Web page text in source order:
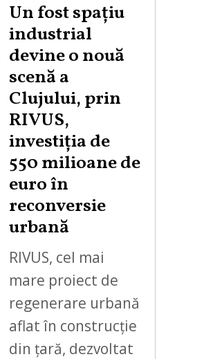
Un fost spațiu
industrial
devine o nouă
scenă a
Clujului, prin
RIVUS,
investiția de
550 milioane de
euro în
reconversie
urbană
RIVUS, cel mai
mare proiect de
regenerare urbană
aflat în construcție
din țară, dezvoltat